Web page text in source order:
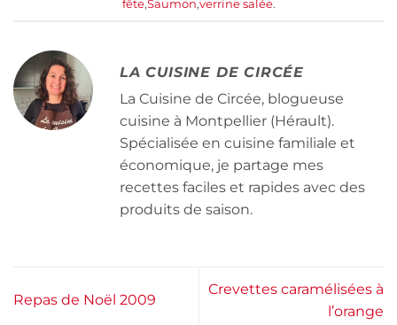
fête,Saumon,verrine salée.
LA CUISINE DE CIRCÉE
La Cuisine de Circée, blogueuse
cuisine à Montpellier (Hérault).
Spécialisée en cuisine familiale et
économique, je partage mes
recettes faciles et rapides avec des
produits de saison.
Repas de Noël 2009
Crevettes caramélisées à
l’orange